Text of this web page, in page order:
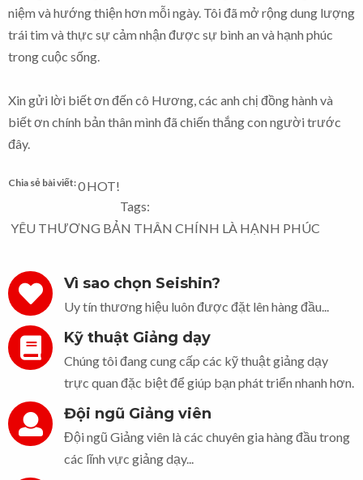
niệm và hướng thiện hơn mỗi ngày. Tôi đã mở rộng dung lượng
trái tim và thực sự cảm nhận được sự bình an và hạnh phúc
trong cuộc sống.
Xin gửi lời biết ơn đến cô Hương, các anh chị đồng hành và
biết ơn chính bản thân mình đã chiến thắng con người trước
đây.
Chia sẻ bài viết:0HOT!
Tags:
YÊU THƯƠNG BẢN THÂN CHÍNH LÀ HẠNH PHÚC
Vì sao chọn Seishin?
Uy tín thương hiệu luôn được đặt lên hàng đầu...
Kỹ thuật Giảng dạy
Chúng tôi đang cung cấp các kỹ thuật giảng dạy
trực quan đặc biệt để giúp bạn phát triển nhanh hơn.
Đội ngũ Giảng viên
Đội ngũ Giảng viên là các chuyên gia hàng đầu trong
các lĩnh vực giảng dạy...